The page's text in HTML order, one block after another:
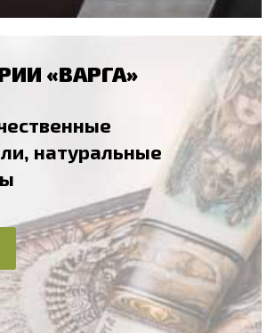
«ВАРГА»
натуральные